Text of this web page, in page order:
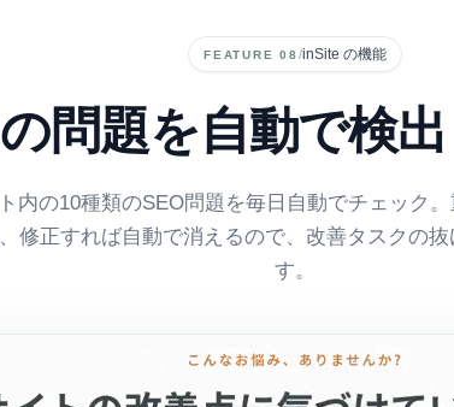
FEATURE 08 /inSite の機能
問題を自動で検
内の10種類のSEO問題を毎日自動でチェック
修正すれば自動で消えるので、改善タスクの抜
す。